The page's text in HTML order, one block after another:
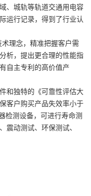
、城轨等轨道交通用电容
运行记录，得到了行业认
理念，精准把握客户需
析，提出更合理的性能指
自主专利的高价值产
独特的《可靠性评估大
客户购买产品失效率小于
检测设备，可进行寿命测
震动测试、环保测试、